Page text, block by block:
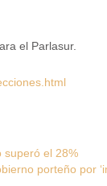
el Parlasur.
superó el 28%
porteño por